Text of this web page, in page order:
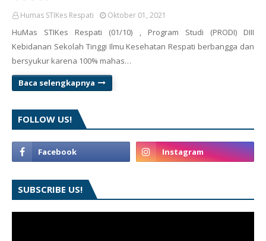
Humas STIKes Respati Oktober 01, 2021
HuMas STIKes Respati (01/10) , Program Studi (PRODI) DIII
Kebidanan Sekolah Tinggi Ilmu Kesehatan Respati berbangga dan
bersyukur karena 100% mahas…
Baca selengkapnya
FOLLOW US!
SUBSCRIBE US!